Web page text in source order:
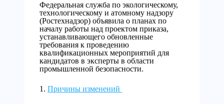
Федеральная служба по экологическому,
технологическому и атомному надзору
(Ростехнадзор) объявила о планах по
началу работы над проектом приказа,
устанавливающего обновленные
требования к проведению
квалификационных мероприятий для
кандидатов в эксперты в области
промышленной безопасности.
Причины изменений